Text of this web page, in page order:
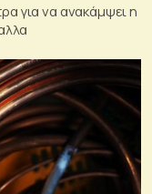
για να ανακάμψει η